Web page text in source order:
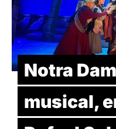
Notra
musical,